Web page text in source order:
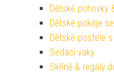
Dětské pohovky
Dětské pokoje
Dětské postele
Sedací vaky
Skříně & regály